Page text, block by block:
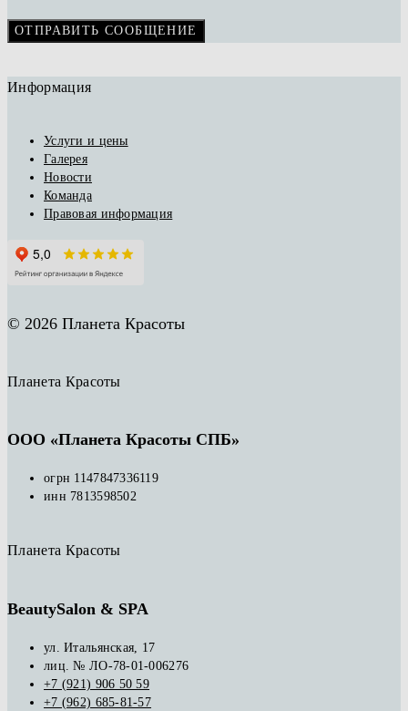
Информация
Услуги и цены
Галерея
Новости
Команда
Правовая информация
© 2026 Планета Красоты
Планета Красоты
ООО «Планета Красоты СПБ»
огрн 1147847336119
инн 7813598502
Планета Красоты
BeautySalon & SPA
ул. Итальянская, 17
лиц. № ЛО-78-01-006276
+7 (921) 906 50 59
+7 (962) 685-81-57